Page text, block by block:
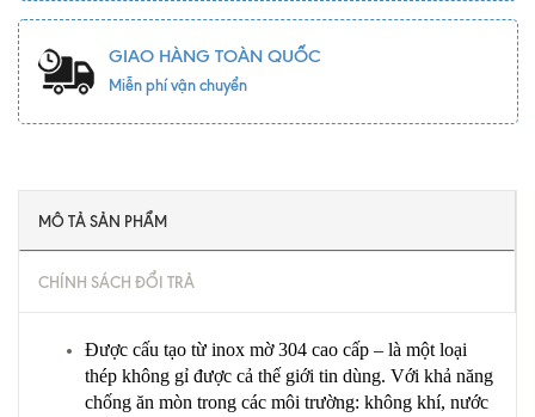
GIAO HÀNG TOÀN QUỐC
Miễn phí vận chuyển
MÔ TẢ SẢN PHẨM
CHÍNH SÁCH ĐỔI TRẢ
Được cấu tạo từ inox mờ 304 cao cấp – là một loại
thép không gỉ được cả thế giới tin dùng. Với khả năng
chống ăn mòn trong các môi trường: không khí, nước